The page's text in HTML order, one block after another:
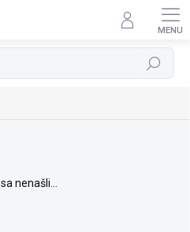
Hľadať
sa nenašli...